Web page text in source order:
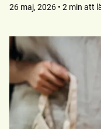
26 maj, 2026 • 2 min att